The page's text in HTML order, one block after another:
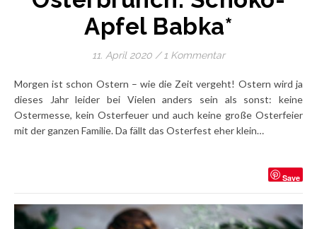
Apfel Babka*
11. April 2020 / 1 Kommentar
Morgen ist schon Ostern – wie die Zeit vergeht! Ostern wird ja
dieses Jahr leider bei Vielen anders sein als sonst: keine
Ostermesse, kein Osterfeuer und auch keine große Osterfeier
mit der ganzen Familie. Da fällt das Osterfest eher klein…
Save